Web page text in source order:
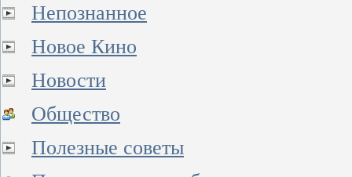
Непознанное
Новое Кино
Новости
Общество
Полезные советы